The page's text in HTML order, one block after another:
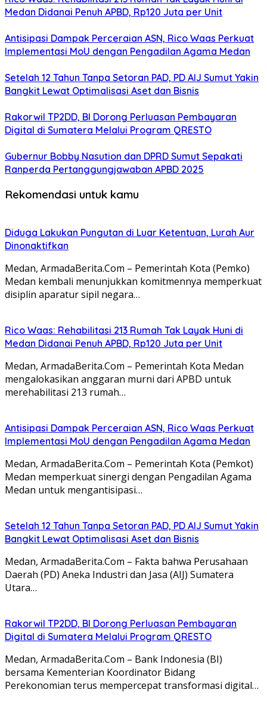
Medan Didanai Penuh APBD, Rp120 Juta per Unit
Antisipasi Dampak Perceraian ASN, Rico Waas Perkuat
Implementasi MoU dengan Pengadilan Agama Medan
Setelah 12 Tahun Tanpa Setoran PAD, PD AIJ Sumut Yakin
Bangkit Lewat Optimalisasi Aset dan Bisnis
Rakorwil TP2DD, BI Dorong Perluasan Pembayaran
Digital di Sumatera Melalui Program QRESTO
Gubernur Bobby Nasution dan DPRD Sumut Sepakati
Ranperda Pertanggungjawaban APBD 2025
Rekomendasi untuk kamu
Diduga Lakukan Pungutan di Luar Ketentuan, Lurah Aur
Dinonaktifkan
Medan, ArmadaBerita.Com – Pemerintah Kota (Pemko)
Medan kembali menunjukkan komitmennya memperkuat
disiplin aparatur sipil negara…
Rico Waas: Rehabilitasi 213 Rumah Tak Layak Huni di
Medan Didanai Penuh APBD, Rp120 Juta per Unit
Medan, ArmadaBerita.Com – Pemerintah Kota Medan
mengalokasikan anggaran murni dari APBD untuk
merehabilitasi 213 rumah…
Antisipasi Dampak Perceraian ASN, Rico Waas Perkuat
Implementasi MoU dengan Pengadilan Agama Medan
Medan, ArmadaBerita.Com – Pemerintah Kota (Pemkot)
Medan memperkuat sinergi dengan Pengadilan Agama
Medan untuk mengantisipasi…
Setelah 12 Tahun Tanpa Setoran PAD, PD AIJ Sumut Yakin
Bangkit Lewat Optimalisasi Aset dan Bisnis
Medan, ArmadaBerita.Com – Fakta bahwa Perusahaan
Daerah (PD) Aneka Industri dan Jasa (AIJ) Sumatera
Utara…
Rakorwil TP2DD, BI Dorong Perluasan Pembayaran
Digital di Sumatera Melalui Program QRESTO
Medan, ArmadaBerita.Com – Bank Indonesia (BI)
bersama Kementerian Koordinator Bidang
Perekonomian terus mempercepat transformasi digital…